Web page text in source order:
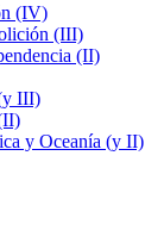
(IV)
(III)
(II)
III)
y Oceanía (y II)